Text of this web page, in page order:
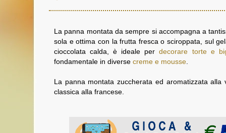
La panna montata da sempre si accompagna a
sola e ottima con la frutta fresca o sciroppata, sul
cioccolata calda, è ideale perdecorare torte e
fondamentale in diverse creme e mousse
La panna montata zuccherata ed aromatizzata
classica alla francese.